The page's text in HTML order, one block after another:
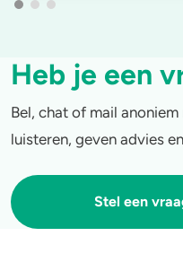
Heb je een
Bel, chat of mail
luisteren, geven advies
Stel een